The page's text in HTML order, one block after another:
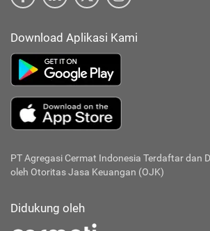
Download Aplikasi Kami
PT Agregasi Cermat Indonesia Terdaftar dan
oleh Otoritas Jasa Keuangan (OJK)
Didukung oleh